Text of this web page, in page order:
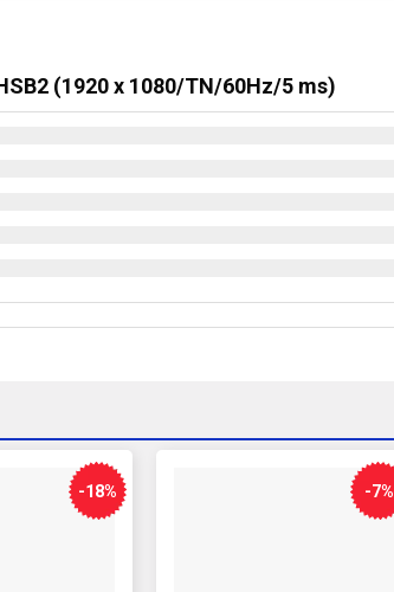
(1920 x 1080/TN/60Hz/5 ms)
-18% -7%